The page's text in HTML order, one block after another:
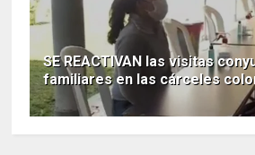
SE REACTIVAN las visitas
familiares en las cárceles